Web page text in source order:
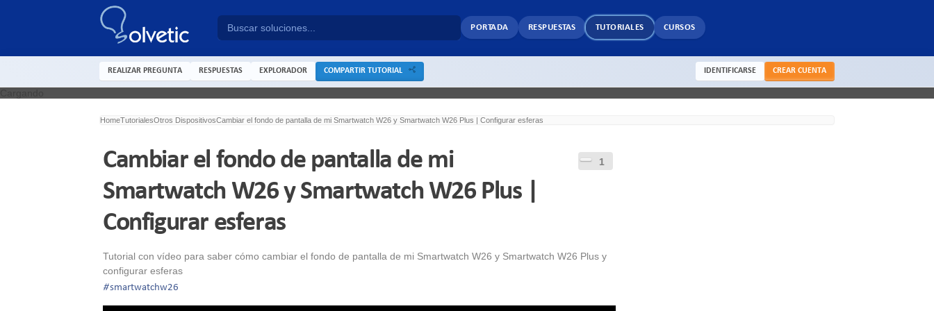
PORTADA RESPUESTAS TUTORIALES CURSOS
REALIZAR PREGUNTA RESPUESTAS EXPLORADOR COMPARTIR TUTORIAL IDENTIFICARSE CREAR CUENTA
HomeTutorialesOtros DispositivosCambiar el fondo de pantalla de mi Smartwatch W26 y Smartwatch W26 Plus | Configurar esferas
1
Cambiar el fondo de pantalla de mi
Smartwatch W26 y Smartwatch W26 Plus |
Configurar esferas
Tutorial con vídeo para saber cómo cambiar el fondo de pantalla de mi Smartwatch W26 y Smartwatch W26 Plus y
configurar esferas
# smartwatchw26